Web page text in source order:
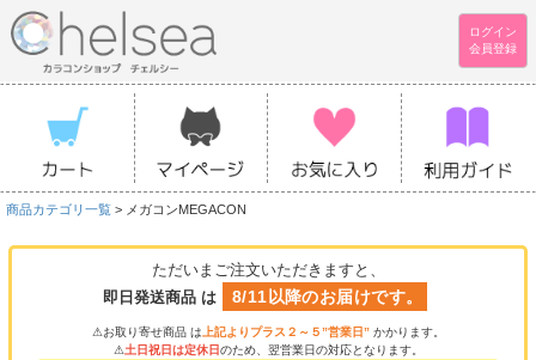
ログイン
会員登録
商品カテゴリ一覧 > メガコンMEGACON
ただいまご注文いただきますと、
即日発送商品 は
8/11以降のお届けです。
⚠お取り寄せ商品 は 上記よりプラス２～５”営業日” かかります。
⚠土日祝日は定休日のため、翌営業日の対応となります。